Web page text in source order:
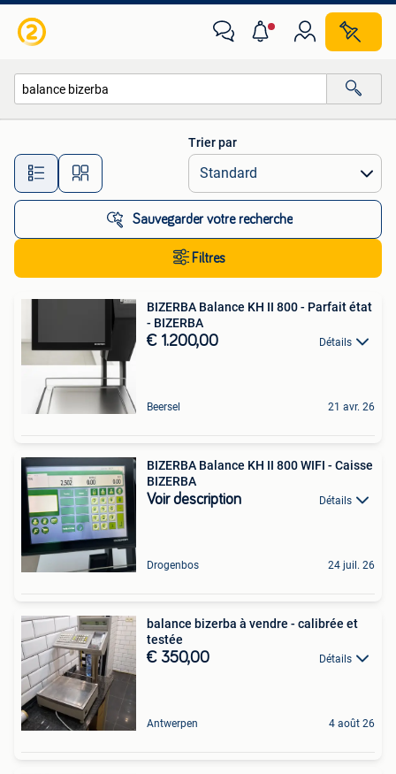
Toutes les distances…
Trier par
Sauvegarder votre recherche
Filtres
BIZERBA Balance KH II 800 - Parfait état
- BIZERBA
€ 1.200,00 Détails
Beersel 21 avr. 26
BIZERBA Balance KH II 800 WIFI - Caisse
BIZERBA
Voir description Détails
Drogenbos 24 juil. 26
balance bizerba à vendre - calibrée et
testée
€ 350,00 Détails
Antwerpen 4 août 26